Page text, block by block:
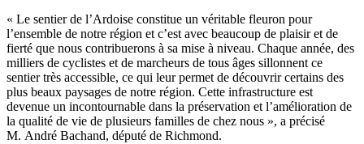
« Le sentier de l’Ardoise constitue un véritable fleuron pour
l’ensemble de notre région et c’est avec beaucoup de plaisir et de
fierté que nous contribuerons à sa mise à niveau. Chaque année, des
milliers de cyclistes et de marcheurs de tous âges sillonnent ce
sentier très accessible, ce qui leur permet de découvrir certains des
plus beaux paysages de notre région. Cette infrastructure est
devenue un incontournable dans la préservation et l’amélioration de
la qualité de vie de plusieurs familles de chez nous », a précisé
M. André Bachand, député de Richmond.